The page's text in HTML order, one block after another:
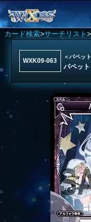
カード検索>サーチリスト
WXK09-063
＜パペッ
パペッ